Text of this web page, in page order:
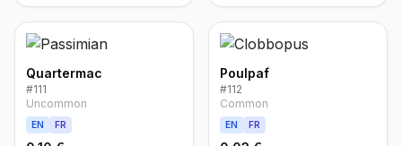
Quartermac
#111
Uncommon
EN FR
Poulpaf
#112
Common
EN FR